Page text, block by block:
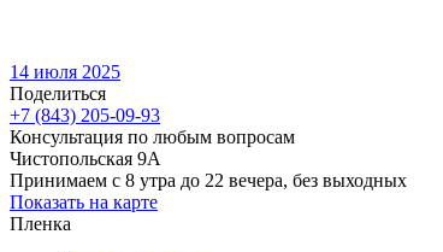
14 июля 2025
Поделиться
+7 (843) 205-09-93
Консультация по любым вопросам
Чистопольская 9А
Принимаем с 8 утра до 22 вечера, без выходных
Показать на карте
Пленка